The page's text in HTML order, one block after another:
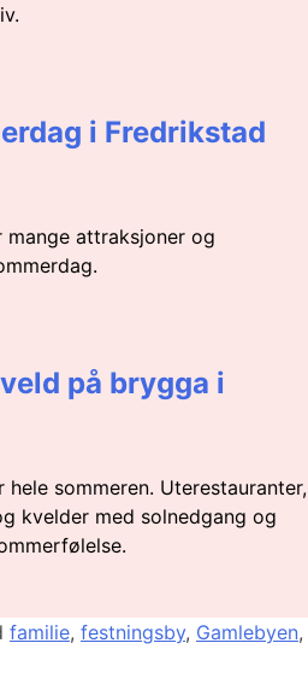
i Fredrikstad
mange attraksjoner og
på brygga i
sommeren. Uterestauranter,
kvelder med solnedgang og
familie, festningsby, Gamlebyen,